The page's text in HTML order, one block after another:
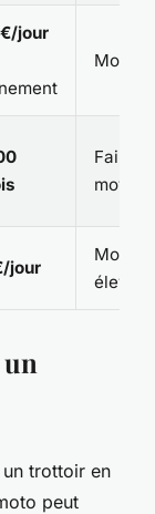
jour
Faible
jour
élevée
un trottoir en
peut